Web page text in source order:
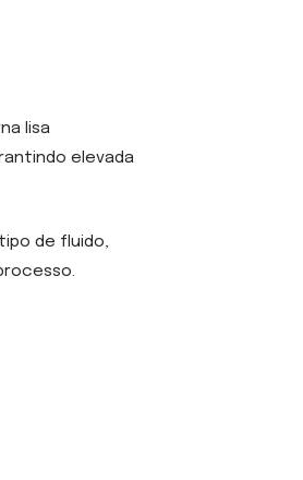
lisa
elevada
de fluido,